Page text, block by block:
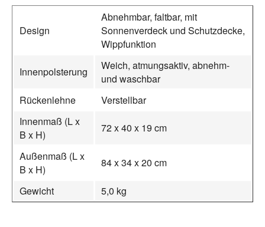
Design
Abnehmbar, faltbar, mit
Sonnenverdeck und Schutzdecke,
Wippfunktion
Innenpolsterung
Weich, atmungsaktiv, abnehm-
und waschbar
Rückenlehne
Verstellbar
Innenmaß (L x
B x H)
72 x 40 x 19 cm
Außenmaß (L x
B x H)
84 x 34 x 20 cm
Gewicht 5,0 kg